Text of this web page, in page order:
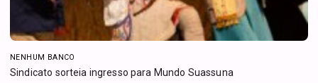
NENHUM BANCO
Sindicato sorteia ingresso para Mundo Suassuna